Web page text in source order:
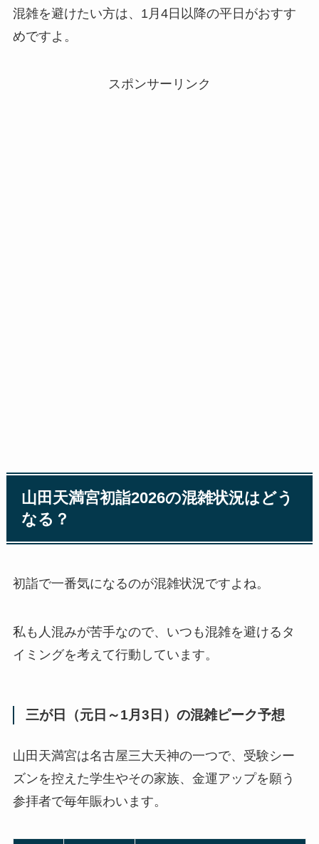
混雑を避けたい方は、1月4日以降の平日がおすす
めですよ。
スポンサーリンク
山田天満宮初詣2026の混雑状況はどう
なる？
初詣で一番気になるのが混雑状況ですよね。
私も人混みが苦手なので、いつも混雑を避けるタ
イミングを考えて行動しています。
三が日（元日～1月3日）の混雑ピーク予想
山田天満宮は名古屋三大天神の一つで、受験シー
ズンを控えた学生やその家族、金運アップを願う
参拝者で毎年賑わいます。